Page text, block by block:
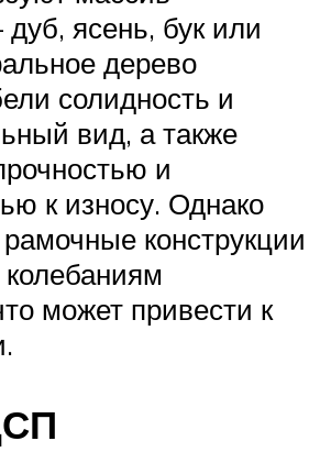
ясень, бук или
дерево
солидность и
вид, а также
и
к износу. Однако
конструкции
может привести к